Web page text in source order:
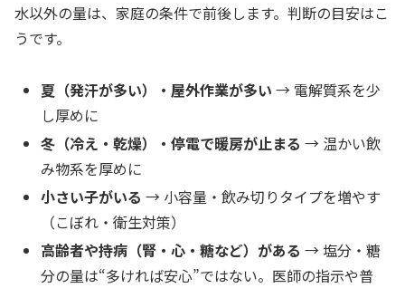
水以外の量は、家庭の条件で前後します。判断の目安はこ
うです。
夏（発汗が多い）・屋外作業が多い → 電解質系を少
し厚めに
冬（冷え・乾燥）・停電で暖房が止まる → 温かい飲
み物系を厚めに
小さい子がいる → 小容量・飲み切りタイプを増やす
（こぼれ・衛生対策）
高齢者や持病（腎・心・糖など）がある → 塩分・糖
分の量は“多ければ安心”ではない。医師の指示や普